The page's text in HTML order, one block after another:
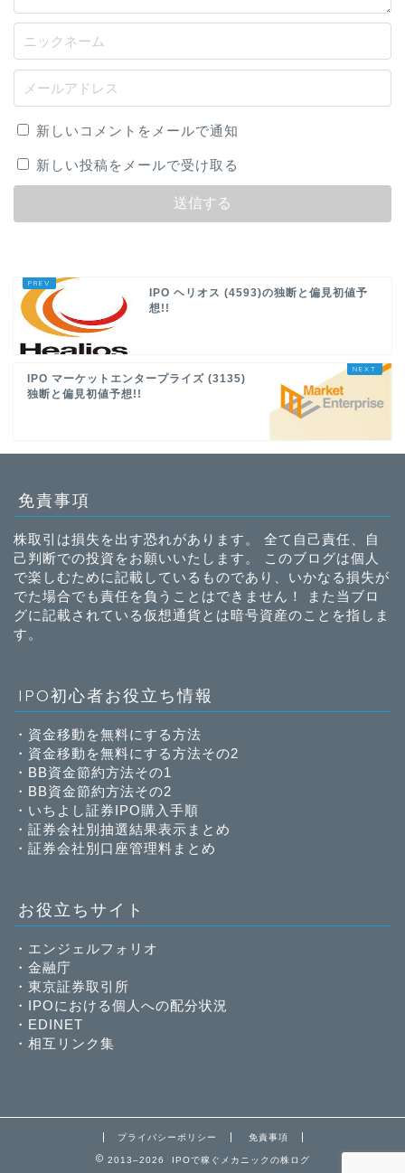
新しいコメントをメールで通知
新しい投稿をメールで受け取る
IPO ヘリオス (4593)の独断と偏見初値予
想!!
IPO マーケットエンタープライズ (3135)
独断と偏見初値予想!!
免責事項
株取引は損失を出す恐れがあります。 全て自己責任、自
己判断での投資をお願いいたします。 このブログは個人
で楽しむために記載しているものであり、いかなる損失が
でた場合でも責任を負うことはできません！ また当ブロ
グに記載されている仮想通貨とは暗号資産のことを指しま
す。
IPO初心者お役立ち情報
・ 資金移動を無料にする方法
・ 資金移動を無料にする方法その2
・ BB資金節約方法その1
・ BB資金節約方法その2
・ いちよし証券IPO購入手順
・ 証券会社別抽選結果表示まとめ
・ 証券会社別口座管理料まとめ
お役立ちサイト
・ エンジェルフォリオ
・ 金融庁
・ 東京証券取引所
・ IPOにおける個人への配分状況
・ EDINET
・ 相互リンク集
プライバシーポリシー 免責事項
2013–2026 IPOで稼ぐメカニックの株ログ